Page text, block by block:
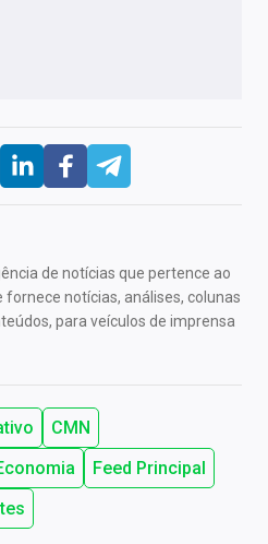
de notícias que pertence ao
fornece notícias, análises, colunas
para veículos de imprensa
CMN
Feed Principal